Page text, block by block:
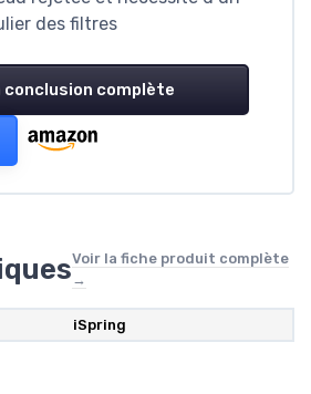
des filtres
conclusion complète
Voir la fiche produit complète
→
iSpring